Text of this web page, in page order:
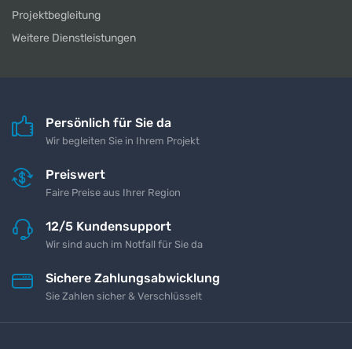
Projektbegleitung
Weitere Dienstleistungen
Persönlich für Sie da
Wir begleiten Sie in Ihrem Projekt
Preiswert
Faire Preise aus Ihrer Region
12/5 Kundensupport
Wir sind auch im Notfall für Sie da
Sichere Zahlungsabwicklung
Sie Zahlen sicher & Verschlüsselt